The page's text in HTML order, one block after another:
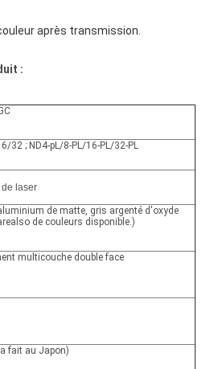
après transmission.
:
32 ; ND4-pL/8-PL/16-PL/32-PL
laser
de matte, gris argenté d'oxyde
de couleurs disponible.)
multicouche double face
fait au Japon)